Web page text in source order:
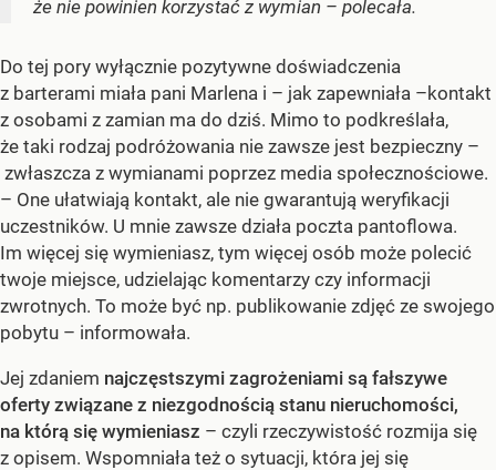
że nie powinien korzystać z wymian – polecała.
Do tej pory wyłącznie pozytywne doświadczenia
z barterami miała pani Marlena i – jak zapewniała –kontakt
z osobami z zamian ma do dziś. Mimo to podkreślała,
że taki rodzaj podróżowania nie zawsze jest bezpieczny –
zwłaszcza z wymianami poprzez media społecznościowe.
– One ułatwiają kontakt, ale nie gwarantują weryfikacji
uczestników. U mnie zawsze działa poczta pantoflowa.
Im więcej się wymieniasz, tym więcej osób może polecić
twoje miejsce, udzielając komentarzy czy informacji
zwrotnych. To może być np. publikowanie zdjęć ze swojego
pobytu – informowała.
Jej zdaniem najczęstszymi zagrożeniami są fałszywe
oferty związane z niezgodnością stanu nieruchomości,
na którą się wymieniasz – czyli rzeczywistość rozmija się
z opisem. Wspomniała też o sytuacji, która jej się